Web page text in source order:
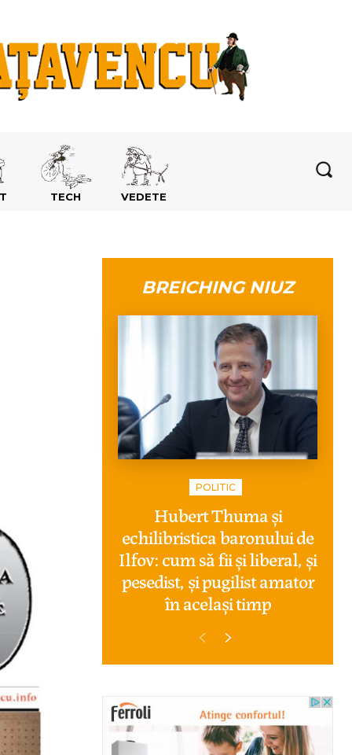
TECH VEDETE
BREICHING NIUZ
POLITIC
Hubert Thuma și
echilibristica baronului de
Ilfov: cum să fii și liberal, și
pesedist, și pugilist amator
în același timp